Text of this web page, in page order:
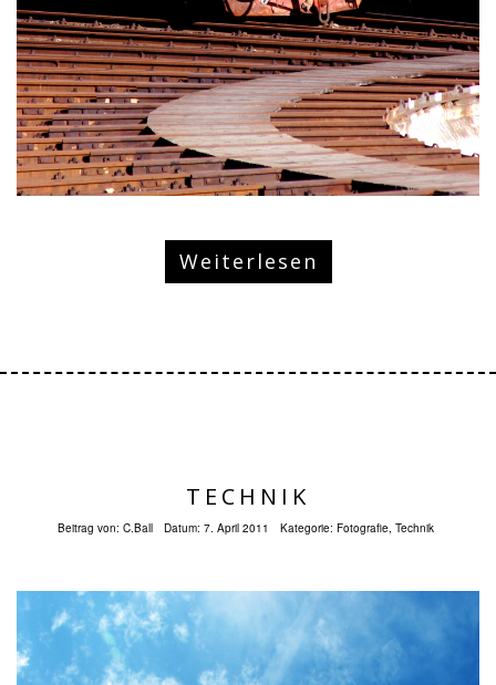
Weiterlesen
TECHNIK
Beitrag von: C.Ball Datum: 7. April 2011 Kategorie: Fotografie, Technik